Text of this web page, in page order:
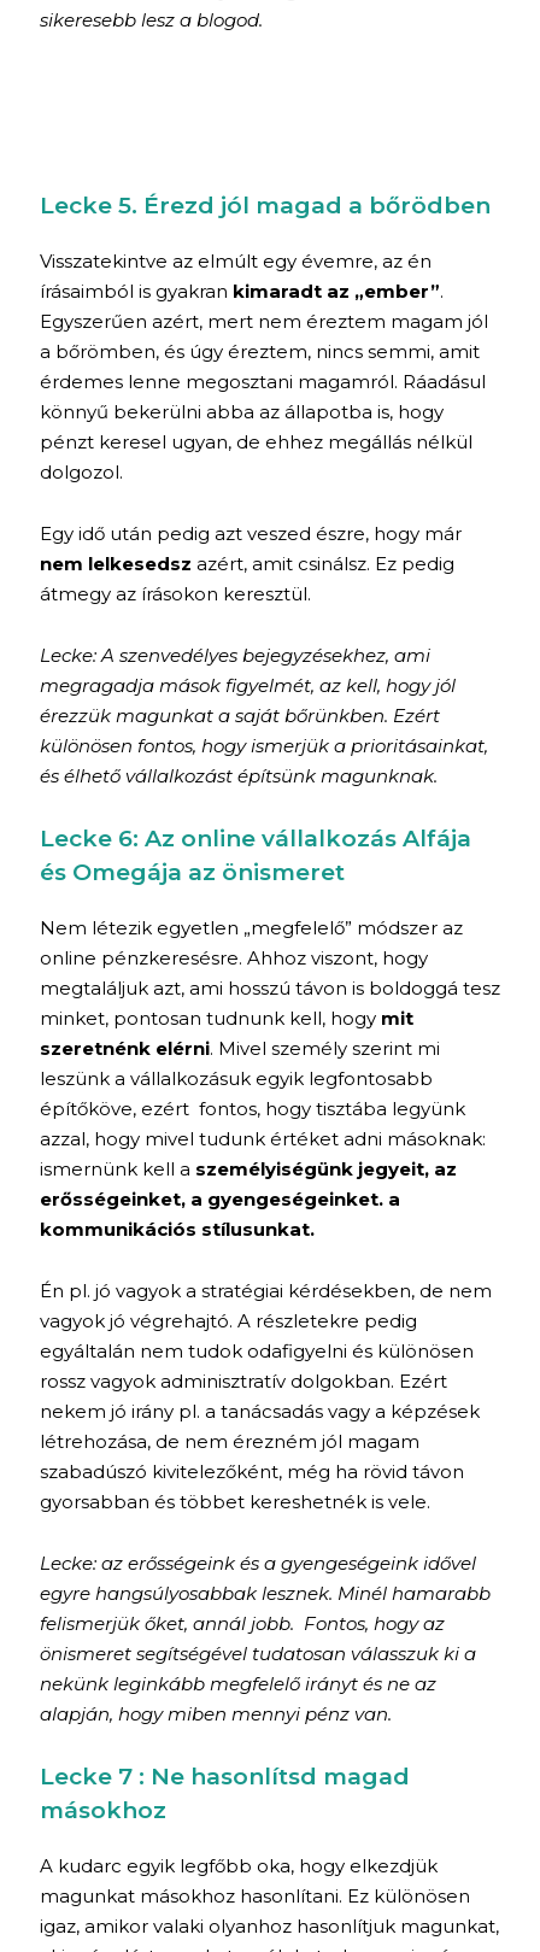
sikeresebb lesz a blogod.
Lecke 5. Érezd jól magad a bőrödben
Visszatekintve az elmúlt egy évemre, az én
írásaimból is gyakran kimaradt az „ember”.
Egyszerűen azért, mert nem éreztem magam jól
a bőrömben, és úgy éreztem, nincs semmi, amit
érdemes lenne megosztani magamról. Ráadásul
könnyű bekerülni abba az állapotba is, hogy
pénzt keresel ugyan, de ehhez megállás nélkül
dolgozol.
Egy idő után pedig azt veszed észre, hogy már
nem lelkesedsz azért, amit csinálsz. Ez pedig
átmegy az írásokon keresztül.
Lecke: A szenvedélyes bejegyzésekhez, ami
megragadja mások figyelmét, az kell, hogy jól
érezzük magunkat a saját bőrünkben. Ezért
különösen fontos, hogy ismerjük a prioritásainkat,
és élhető vállalkozást építsünk magunknak.
Lecke 6: Az online vállalkozás Alfája
és Omegája az önismeret
Nem létezik egyetlen „megfelelő” módszer az
online pénzkeresésre. Ahhoz viszont, hogy
megtaláljuk azt, ami hosszú távon is boldoggá tesz
minket, pontosan tudnunk kell, hogy mit
szeretnénk elérni. Mivel személy szerint mi
leszünk a vállalkozásuk egyik legfontosabb
építőköve, ezért fontos, hogy tisztába legyünk
azzal, hogy mivel tudunk értéket adni másoknak:
ismernünk kell a személyiségünk jegyeit, az
erősségeinket, a gyengeségeinket. a
kommunikációs stílusunkat.
Én pl. jó vagyok a stratégiai kérdésekben, de nem
vagyok jó végrehajtó. A részletekre pedig
egyáltalán nem tudok odafigyelni és különösen
rossz vagyok adminisztratív dolgokban. Ezért
nekem jó irány pl. a tanácsadás vagy a képzések
létrehozása, de nem érezném jól magam
szabadúszó kivitelezőként, még ha rövid távon
gyorsabban és többet kereshetnék is vele.
Lecke: az erősségeink és a gyengeségeink idővel
egyre hangsúlyosabbak lesznek. Minél hamarabb
felismerjük őket, annál jobb. Fontos, hogy az
önismeret segítségével tudatosan válasszuk ki a
nekünk leginkább megfelelő irányt és ne az
alapján, hogy miben mennyi pénz van.
Lecke 7 : Ne hasonlítsd magad
másokhoz
A kudarc egyik legfőbb oka, hogy elkezdjük
magunkat másokhoz hasonlítani. Ez különösen
igaz, amikor valaki olyanhoz hasonlítjuk magunkat,